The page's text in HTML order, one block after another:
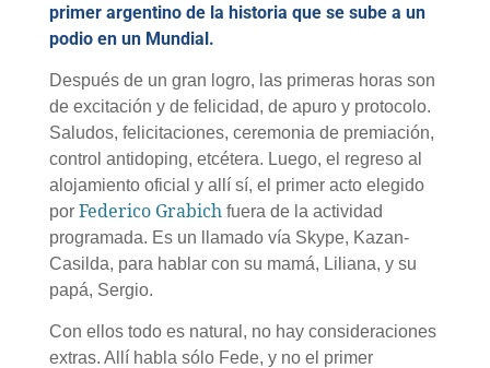
primer argentino de la historia que se sube a un
podio en un Mundial.
Después de un gran logro, las primeras horas son
de excitación y de felicidad, de apuro y protocolo.
Saludos, felicitaciones, ceremonia de premiación,
control antidoping, etcétera. Luego, el regreso al
alojamiento oficial y allí sí, el primer acto elegido
por Federico Grabich fuera de la actividad
programada. Es un llamado vía Skype, Kazan-
Casilda, para hablar con su mamá, Liliana, y su
papá, Sergio.
Con ellos todo es natural, no hay consideraciones
extras. Allí habla sólo Fede, y no el primer